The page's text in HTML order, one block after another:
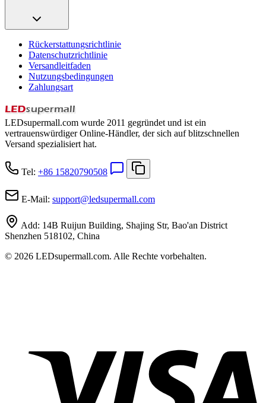
Rückerstattungsrichtlinie
Datenschutzrichtlinie
Versandleitfaden
Nutzungsbedingungen
Zahlungsart
LEDsupermall.com wurde 2011 gegründet und ist ein
vertrauenswürdiger Online-Händler, der sich auf blitzschnellen
Versand spezialisiert hat.
Tel: +86 15820790508
E-Mail: support@ledsupermall.com
Add: 14B Ruijun Building, Shajing Str, Bao'an District
Shenzhen 518102, China
© 2026 LEDsupermall.com. Alle Rechte vorbehalten.